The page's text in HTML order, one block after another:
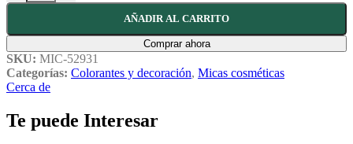
AÑADIR AL CARRITO
Comprar ahora
SKU: MIC-52931
Categorías: Colorantes y decoración, Micas cosméticas
Cerca de
Te puede Interesar